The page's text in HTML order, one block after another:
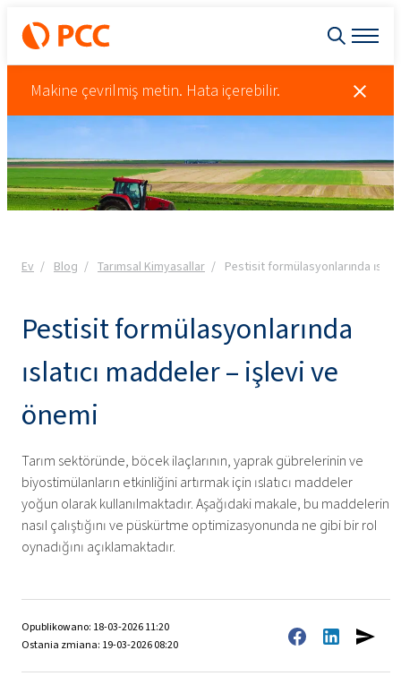
Makine çevrilmiş metin. Hata içerebilir.
Ev Blog Tarımsal Kimyasallar Pestisit formülasyonlarında
Pestisit formülasyonlarında
ıslatıcı maddeler – işlevi ve
önemi
Tarım sektöründe, böcek ilaçlarının, yaprak gübrelerinin ve
biyostimülanların etkinliğini artırmak için ıslatıcı maddeler
yoğun olarak kullanılmaktadır. Aşağıdaki makale, bu maddelerin
nasıl çalıştığını ve püskürtme optimizasyonunda ne gibi bir rol
oynadığını açıklamaktadır.
Opublikowano: 18-03-2026 11:20
Ostania zmiana: 19-03-2026 08:20